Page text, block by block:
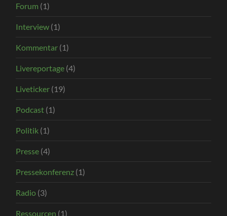
Forum (1)
Interview (1)
Kommentar (1)
Livereportage (4)
Liveticker (19)
Podcast (1)
Politik (1)
Presse (4)
Pressekonferenz (1)
Radio (3)
Ressourcen (1)